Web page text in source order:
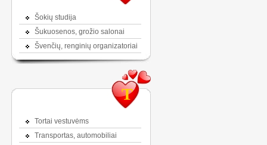
Šokių studija
Šukuosenos, grožio salonai
Švenčių, renginių organizatoriai
T
Tortai vestuvėms
Transportas, automobiliai